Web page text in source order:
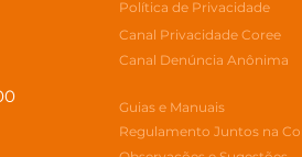
Política de Privacidade
Canal Privacidade Coree
Canal Denúncia Anônima
Guias e Manuais
Regulamento Juntos na